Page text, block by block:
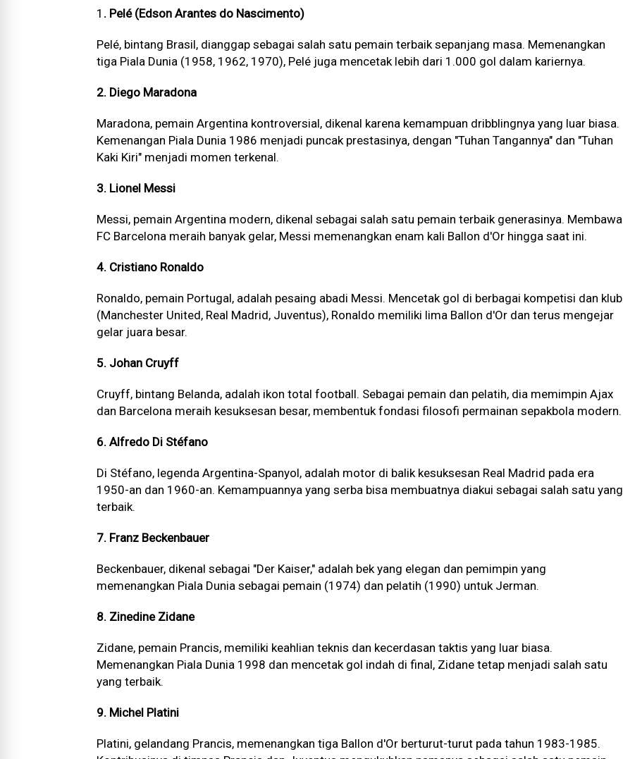
1 . Pelé (Edson Arantes do Nascimento)
Pelé, bintang Brasil, dianggap sebagai salah satu pemain terbaik sepanjang masa. Memenangkan
tiga Piala Dunia (1958, 1962, 1970), Pelé juga mencetak lebih dari 1.000 gol dalam kariernya.
2. Diego Maradona
Maradona, pemain Argentina kontroversial, dikenal karena kemampuan dribblingnya yang luar biasa.
Kemenangan Piala Dunia 1986 menjadi puncak prestasinya, dengan "Tuhan Tangannya" dan "Tuhan
Kaki Kiri" menjadi momen terkenal.
3. Lionel Messi
Messi, pemain Argentina modern, dikenal sebagai salah satu pemain terbaik generasinya. Membawa
FC Barcelona meraih banyak gelar, Messi memenangkan enam kali Ballon d'Or hingga saat ini.
4. Cristiano Ronaldo
Ronaldo, pemain Portugal, adalah pesaing abadi Messi. Mencetak gol di berbagai kompetisi dan klub
(Manchester United, Real Madrid, Juventus), Ronaldo memiliki lima Ballon d'Or dan terus mengejar
gelar juara besar.
5. Johan Cruyff
Cruyff, bintang Belanda, adalah ikon total football. Sebagai pemain dan pelatih, dia memimpin Ajax
dan Barcelona meraih kesuksesan besar, membentuk fondasi filosofi permainan sepakbola modern.
6. Alfredo Di Stéfano
Di Stéfano, legenda Argentina-Spanyol, adalah motor di balik kesuksesan Real Madrid pada era
1950-an dan 1960-an. Kemampuannya yang serba bisa membuatnya diakui sebagai salah satu yang
terbaik.
7. Franz Beckenbauer
Beckenbauer, dikenal sebagai "Der Kaiser," adalah bek yang elegan dan pemimpin yang
memenangkan Piala Dunia sebagai pemain (1974) dan pelatih (1990) untuk Jerman.
8. Zinedine Zidane
Zidane, pemain Prancis, memiliki keahlian teknis dan kecerdasan taktis yang luar biasa.
Memenangkan Piala Dunia 1998 dan mencetak gol indah di final, Zidane tetap menjadi salah satu
yang terbaik.
9. Michel Platini
Platini, gelandang Prancis, memenangkan tiga Ballon d'Or berturut-turut pada tahun 1983-1985.